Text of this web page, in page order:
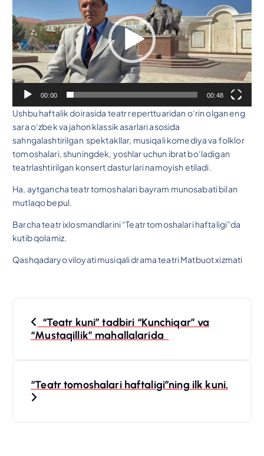
e
o
P
l
e
y
r
00:00 00:48
Ushbu haftalik doirasida teatr reperttuaridan o‘rin olgan eng
sara o‘zbek va jahon klassik asarlari asosida
sahngalashtirilgan spektakllar, musiqali komediya va folklor
tomoshalari, shuningdek, yoshlar uchun ibrat bo‘ladigan
teatrlashtirilgan konsert dasturlari namoyish etiladi.
Ha, aytgancha teatr tomoshalari bayram munosabati bilan
mutlaqo bepul.
Barcha teatr ixlosmandlarini “Teatr tomoshalari haftaligi”da
kutib qolamiz.
Qashqadaryo viloyati musiqali drama teatri Matbuot xizmati
“Teatr kuni” tadbiri “Kunchiqar” va
“Mustaqillik” mahallalarida
“Teatr tomoshalari haftaligi”ning ilk kuni.